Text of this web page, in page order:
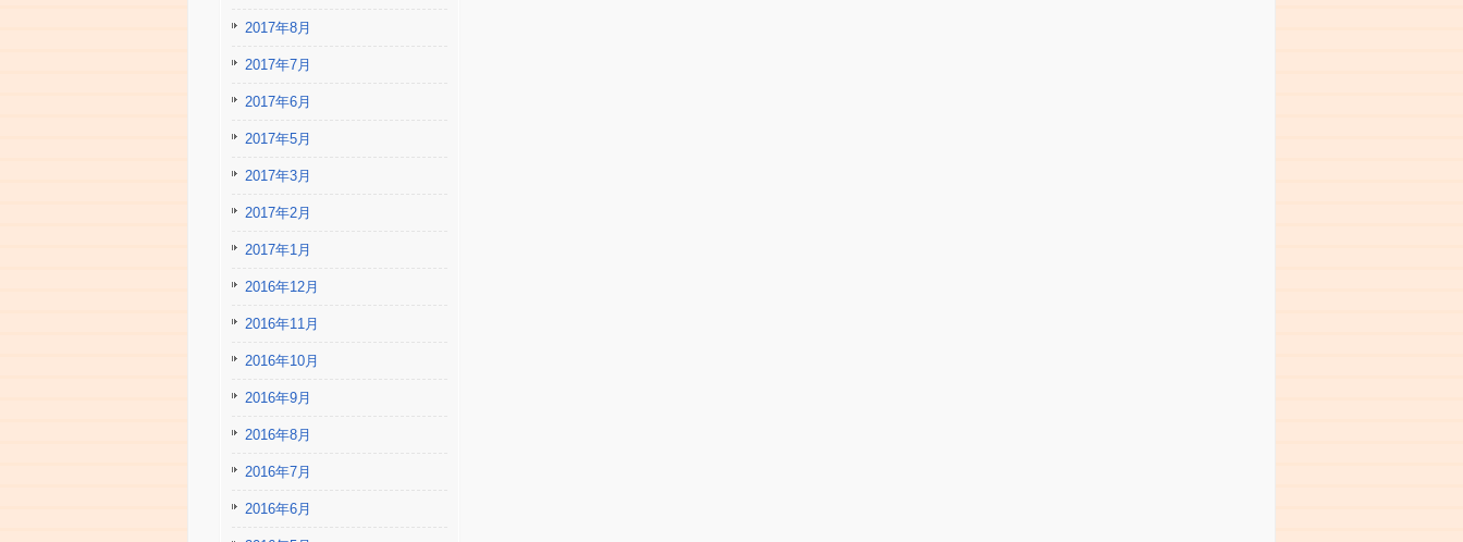
2017年8月
2017年7月
2017年6月
2017年5月
2017年3月
2017年2月
2017年1月
2016年12月
2016年11月
2016年10月
2016年9月
2016年8月
2016年7月
2016年6月